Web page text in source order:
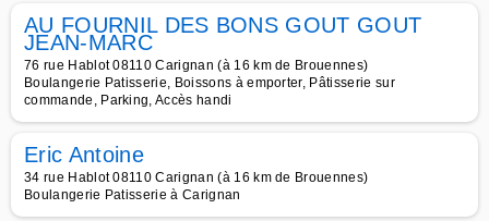
AU FOURNIL DES BONS GOUT GOUT
JEAN-MARC
76 rue Hablot 08110 Carignan (à 16 km de Brouennes)
Boulangerie Patisserie, Boissons à emporter, Pâtisserie sur
commande, Parking, Accès handi
Eric Antoine
34 rue Hablot 08110 Carignan (à 16 km de Brouennes)
Boulangerie Patisserie à Carignan